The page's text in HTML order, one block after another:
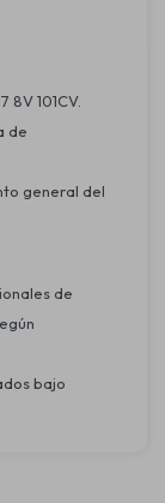
101CV.
de
general del
de
bajo